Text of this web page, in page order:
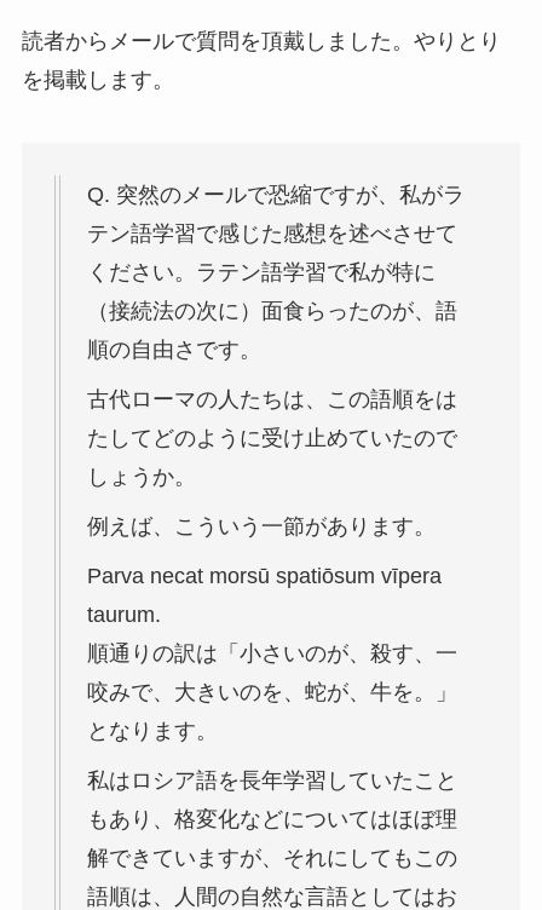
読者からメールで質問を頂戴しました。やりとり
を掲載します。
Q. 突然のメールで恐縮ですが、私がラ
テン語学習で感じた感想を述べさせて
ください。ラテン語学習で私が特に
（接続法の次に）面食らったのが、語
順の自由さです。
古代ローマの人たちは、この語順をは
たしてどのように受け止めていたので
しょうか。
例えば、こういう一節があります。
Parva necat morsū spatiōsum vīpera
taurum.
順通りの訳は「小さいのが、殺す、一
咬みで、大きいのを、蛇が、牛を。」
となります。
私はロシア語を長年学習していたこと
もあり、格変化などについてはほぼ理
解できていますが、それにしてもこの
語順は、人間の自然な言語としてはお